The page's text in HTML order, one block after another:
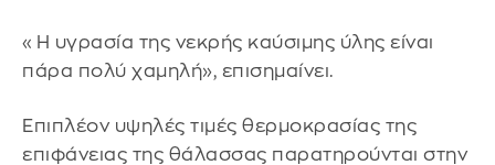
«Η υγρασία της νεκρής καύσιμης ύλης είναι
πάρα πολύ χαμηλή», επισημαίνει.
Επιπλέον υψηλές τιμές θερμοκρασίας της
επιφάνειας της θάλασσας παρατηρούνται στην